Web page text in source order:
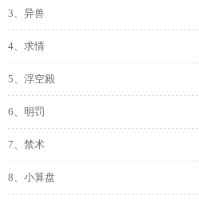
3、异兽
4、求情
5、浮空殿
6、明罚
7、禁术
8、小算盘